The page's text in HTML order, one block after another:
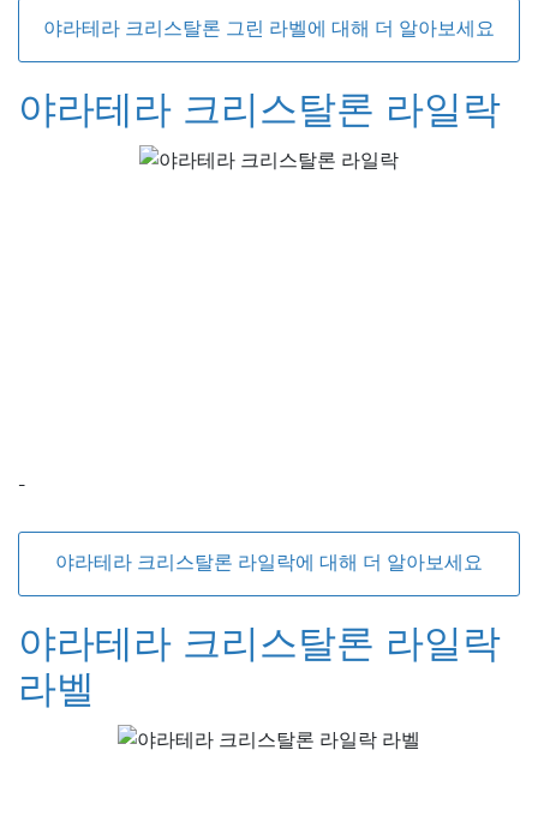
야라테라 크리스탈론 그린 라벨에 대해 더 알아보세요
야라테라 크리스탈론 라일락
-
야라테라 크리스탈론 라일락에 대해 더 알아보세요
야라테라 크리스탈론 라일락
라벨